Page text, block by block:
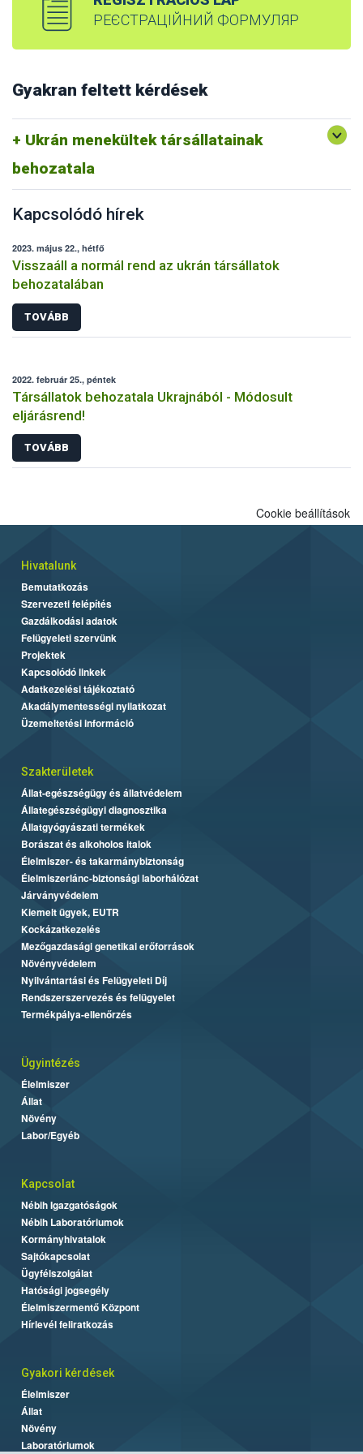
РЕЄСТРАЦІЙНИЙ ФОРМУЛЯР
Gyakran feltett kérdések
Ukrán menekültek társállatainak
behozatala
Kapcsolódó hírek
2023. május 22., hétfő
Visszaáll a normál rend az ukrán társállatok
behozatalában
TOVÁBB
2022. február 25., péntek
Társállatok behozatala Ukrajnából - Módosult
eljárásrend!
TOVÁBB
Cookie beállítások
Hivatalunk
Bemutatkozás
Szervezeti felépítés
Gazdálkodási adatok
Felügyeleti szervünk
Projektek
Kapcsolódó linkek
Adatkezelési tájékoztató
Akadálymentességi nyilatkozat
Üzemeltetési információ
Szakterületek
Állat-egészségügy és állatvédelem
Állategészségügyi diagnosztika
Állatgyógyászati termékek
Borászat és alkoholos italok
Élelmiszer- és takarmánybiztonság
Élelmiszerlánc-biztonsági laborhálózat
Járványvédelem
Kiemelt ügyek, EUTR
Kockázatkezelés
Mezőgazdasági genetikai erőforrások
Növényvédelem
Nyilvántartási és Felügyeleti Díj
Rendszerszervezés és felügyelet
Termékpálya-ellenőrzés
Ügyintézés
Élelmiszer
Állat
Növény
Labor/Egyéb
Kapcsolat
Nébih Igazgatóságok
Nébih Laboratóriumok
Kormányhivatalok
Sajtókapcsolat
Ügyfélszolgálat
Hatósági jogsegély
Élelmiszermentő Központ
Hírlevél feliratkozás
Gyakori kérdések
Élelmiszer
Állat
Növény
Laboratóriumok